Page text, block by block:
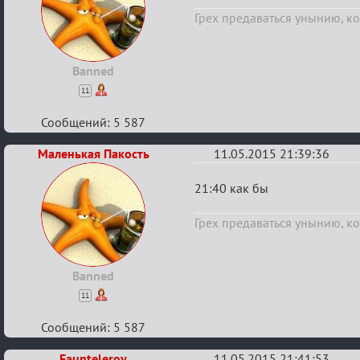
Banned
11
"Журналист"
Маф-
сити.
Грех предаваться унынию,
Сообщений: 5 587
Маленькая Пакость
Banned
11
11.05.2015 21:39:36
Re:
"Журналист"
Маф-
21:40 как бы
Грех предаваться унынию,
Сообщений: 5 587